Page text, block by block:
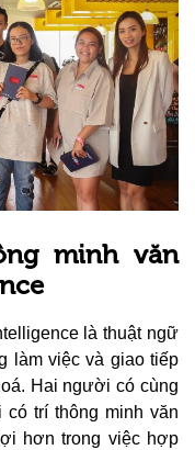
minh văn
là thuật ngữ
làm việc và giao tiếp
Hai người có cùng
trí thông minh văn
hơn trong việc hợp